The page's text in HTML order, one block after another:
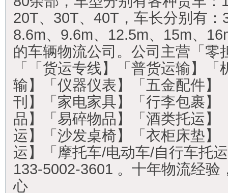
20T、30T、40T，车长分别有：
8.6m、9.6m、12.5m、15m、
的车辆物流公司。公司主营「零
「「货运专线】「普货运输】
输】「仪器仪表】「五金配件】
刊】「家电家具】「行李包裹】
品】「易碎物品】「酒类托运】
运】「沙发桌椅】「衣柜床垫】
运】「摩托车/电动车/自行车托
133-5002-3601 。十年物流经验
心